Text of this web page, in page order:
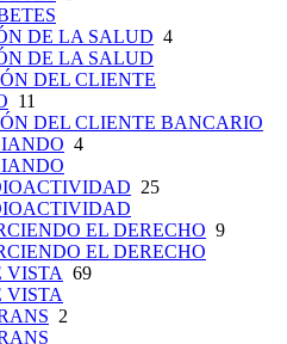
DE LA SALUD 4
DE LA SALUD
DEL CLIENTE
11
DEL CLIENTE BANCARIO
4
25
EL DERECHO 9
EL DERECHO
VISTA 69
VISTA
2